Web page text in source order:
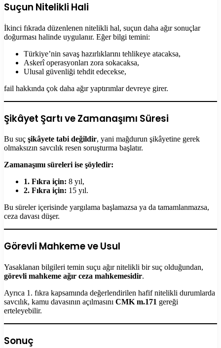
Suçun Nitelikli Hali
İkinci fıkrada düzenlenen nitelikli hal, suçun daha ağır sonuçlar
doğurması halinde uygulanır. Eğer bilgi temini:
Türkiye’nin savaş hazırlıklarını tehlikeye atacaksa,
Askerî operasyonları zora sokacaksa,
Ulusal güvenliği tehdit edecekse,
fail hakkında çok daha ağır yaptırımlar devreye girer.
Şikâyet Şartı ve Zamanaşımı Süresi
Bu suç şikâyete tabi değildir, yani mağdurun şikâyetine gerek
olmaksızın savcılık resen soruşturma başlatır.
Zamanaşımı süreleri ise şöyledir:
1. Fıkra için: 8 yıl,
2. Fıkra için: 15 yıl.
Bu süreler içerisinde yargılama başlamazsa ya da tamamlanmazsa,
ceza davası düşer.
Görevli Mahkeme ve Usul
Yasaklanan bilgileri temin suçu ağır nitelikli bir suç olduğundan,
görevli mahkeme ağır ceza mahkemesidir.
Ayrıca 1. fıkra kapsamında değerlendirilen hafif nitelikli durumlarda
savcılık, kamu davasının açılmasını CMK m.171 gereği
erteleyebilir.
Sonuç